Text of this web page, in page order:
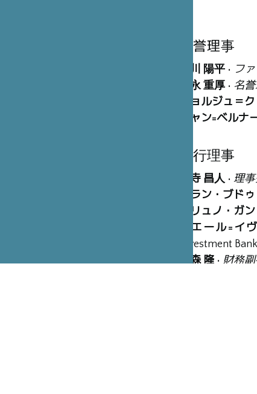
名誉理事
笹川 陽平 • フ
冨永 重厚 • 名
ジョルジュ＝
ジャン=ベル
執行理事
木寺 昌人• 理
アラン・ブドゥ
ブリュノ・ガン
ピエール=イ
Investment
木森 隆 • 財務